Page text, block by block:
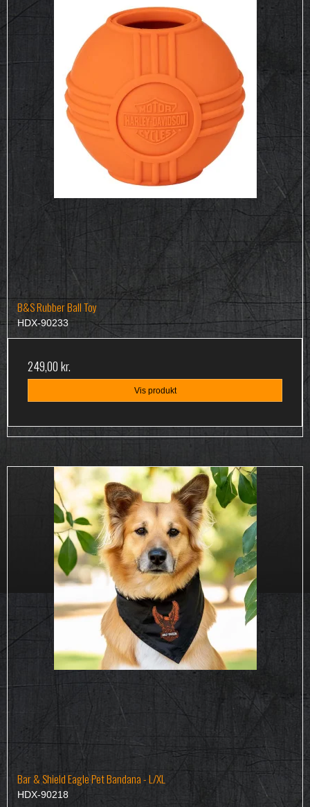
B&S Rubber Ball Toy
HDX-90233
249,00 kr.
Vis produkt
Bar & Shield Eagle Pet Bandana - L/XL
HDX-90218